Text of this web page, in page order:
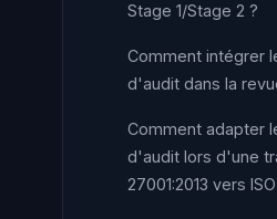
Stage 1/Stage 2 ?
Comment intégrer
d'audit dans la
Comment adapter
d'audit lors d'une
27001:2013 vers